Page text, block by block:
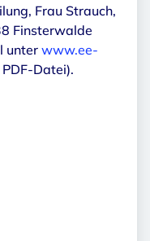
Frau Strauch,
Finsterwalde
unter www.ee-
Datei).